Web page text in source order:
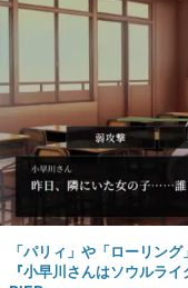
「パリィ」や「ローリン
『小早川さんはソウルラ